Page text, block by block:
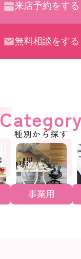
来店予約をする
無料相談をする
Category
種別から探す
事業用